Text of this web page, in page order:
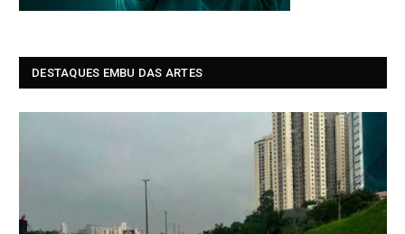
DESTAQUES EMBU DAS ARTES